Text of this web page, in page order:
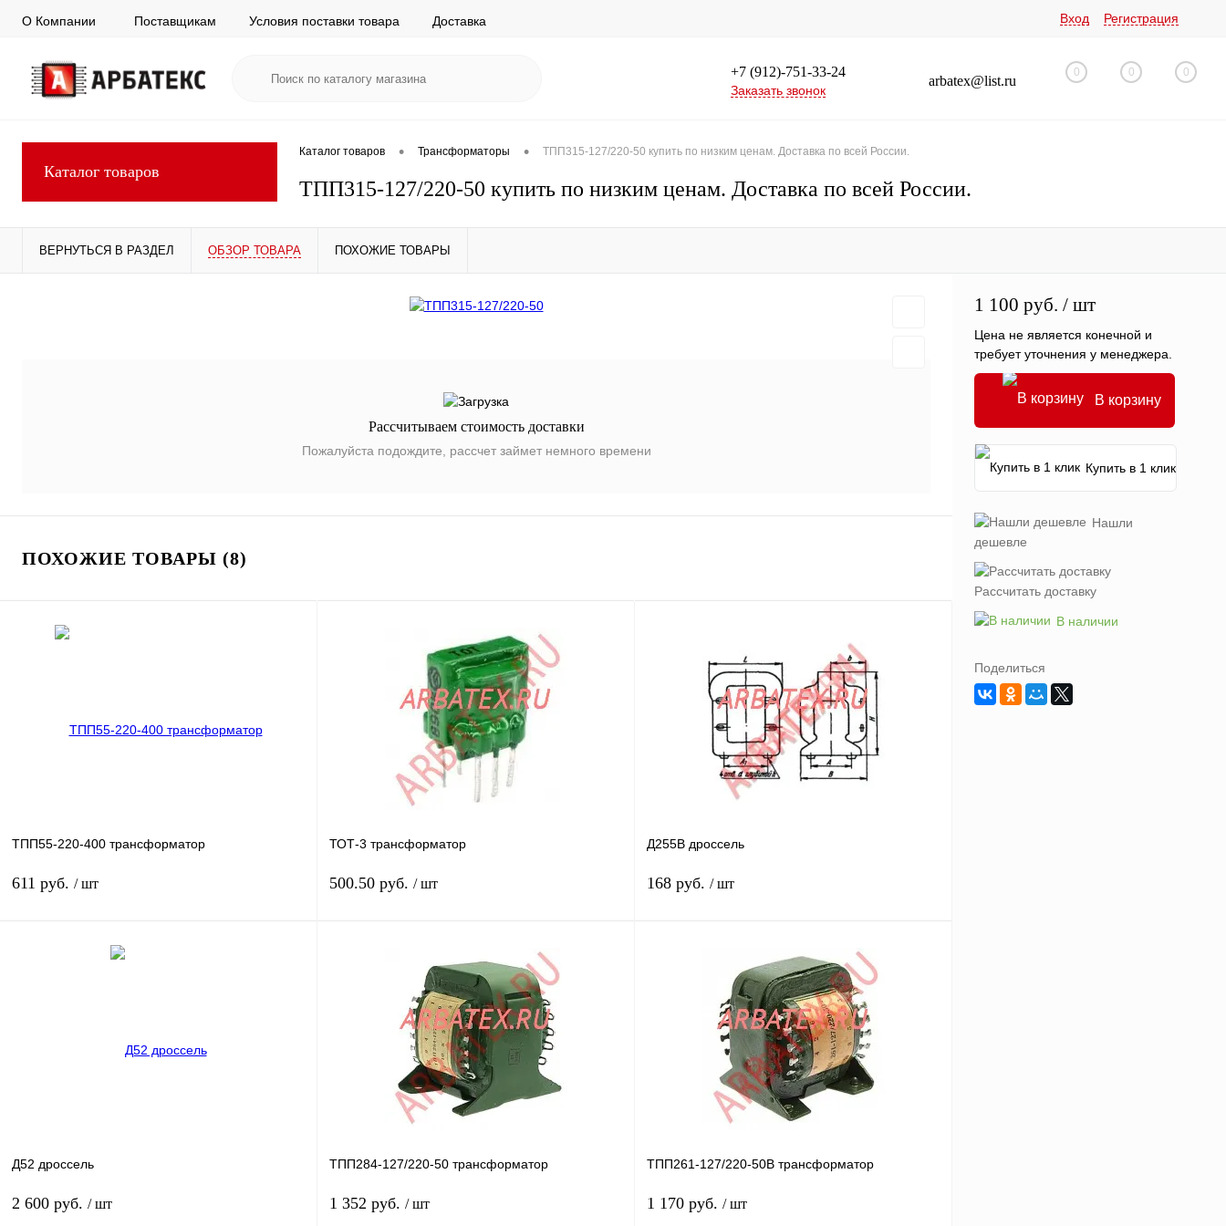
О Компании Поставщикам Условия поставки товара Доставка Вход Регистрация
+7 (912)-751-33-24
Заказать звонок
arbatex@list.ru
0 0 0
Каталог товаров
Каталог товаров • Трансформаторы • ТПП315-127/220-50 купить по низким ценам. Доставка по всей России.
ТПП315-127/220-50 купить по низким ценам. Доставка по всей России.
ВЕРНУТЬСЯ В РАЗДЕЛ ОБЗОР ТОВАРА ПОХОЖИЕ ТОВАРЫ
Рассчитываем стоимость доставки
Пожалуйста подождите, рассчет займет немного времени
ПОХОЖИЕ ТОВАРЫ (8)
ТПП55-220-400 трансформатор
611 руб. / шт
наличии
ТОТ-3 трансформатор
500.50 руб. / шт
В корзину
Купить в 1 клик Сравнение
Под заказ
Д255В дроссель
168 руб. / шт
В корзину
Купить в 1 клик Сравнение
В избранное
наличии
Д52 дроссель
2 600 руб. / шт
ТПП284-127/220-50 трансформатор
1 352 руб. / шт
ТПП261-127/220-50В трансформатор
1 170 руб. / шт
1 100 руб. / шт
Цена не является конечной и
требует уточнения у менеджера.
В корзину
Купить в 1 клик
Нашли
дешевле
Рассчитать доставку
В наличии
Поделиться